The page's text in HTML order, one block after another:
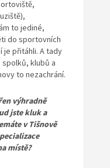
to jediné,
do sportovních
je přitáhli. A tady
klubů a
to nezachrání.
výhradně
jste kluk a
v Tišnově
místě?